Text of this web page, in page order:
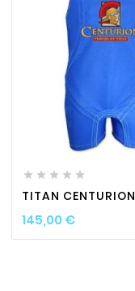
favorite_border 
    
TITAN CENTURION
145,00 €Prix